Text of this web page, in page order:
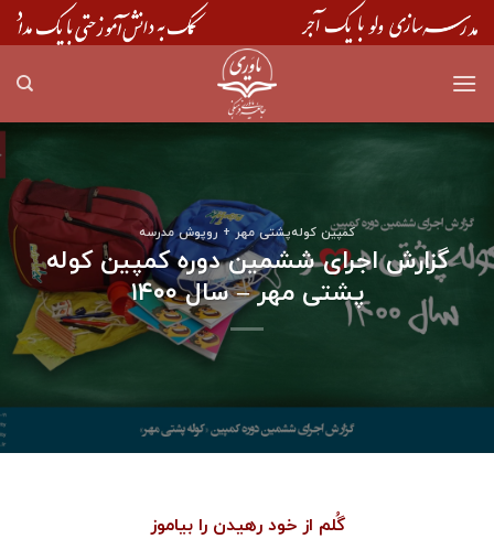
Skip
to
کمپین کوله‌پشتی مهر + روپوش مدرسه
گزارش اجرای ششمین دوره کمپین کوله
پشتی مهر – سال ۱۴۰۰
گُلم از خود رهیدن را بیاموز